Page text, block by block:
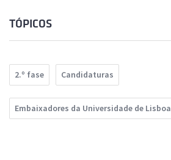
TÓPICOS
2.º fase Candidaturas
Embaixadores da Universidade de Lisboa